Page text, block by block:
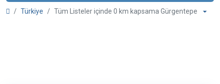
Türkiye Tüm Listeler içinde 0 km kapsama Gürgentepe